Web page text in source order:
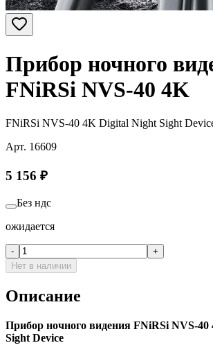
Прибор ночного
FNiRSi NVS-40 4K
FNiRSi NVS-40 4K Digital Night Sight
Арт. 16609
5 156 ₽
Без ндс
ожидается
-
+
Нет в наличии
Описание
Прибор ночного видения FNiRSi NVS-
Sight Device